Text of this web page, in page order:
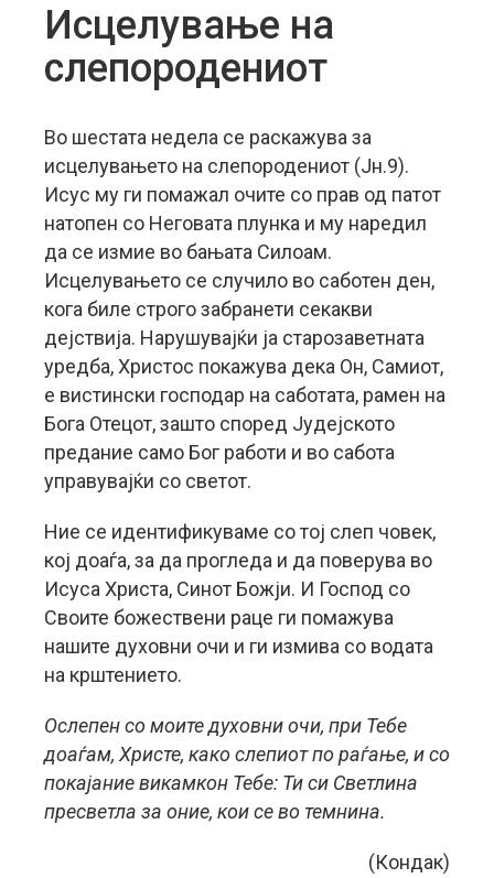
Исцелување на
слепородениот
Bo шестата недела се раскажува за
исцелувањето на слепородениот (Јн.9).
Исус му ги помажал очите со прав од патот
натопен со Неговата плунка и му наредил
да се измие во бањата Силоам.
Исцелувањето се случило во саботен ден,
кога биле строго забранети секакви
дејствија. Нарушувајќи ја старозаветната
уредба, Христос покажува дека Он, Самиот,
е вистински господар на саботата, рамен на
Бога Отецот, зашто според Јудејското
предание само Бог работи и во сабота
управувајќи со светот.
Ние се идентификуваме со тој слеп човек,
кој доаѓа, за да прогледа и да поверува во
Исуса Христа, Синот Божји. И Господ со
Своите божествени раце ги помажува
нашите духовни очи и ги измива со водата
на крштението.
Ослепен со моите духовни очи, при Тебе
доаѓам, Христе, како слепиот по раѓање, и со
покајание викамкон Тебе: Ти си Светлина
пресветла за оние, кои се во темнина.
(Кондак)